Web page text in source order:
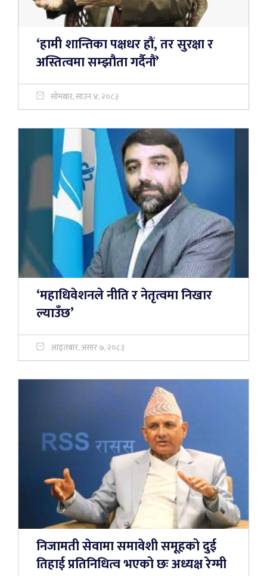
‘हामी शान्तिका पक्षधर हौं, तर सुरक्षा र
अस्तित्वमा सम्झौता गर्दैनौं’
सोमबार, साउन ४, २०८३
‘महाधिवेशनले नीति र नेतृत्वमा निखार
ल्याउँछ’
आइतबार, असार ७, २०८३
निजामती सेवामा समावेशी समूहको दुई
तिहाई प्रतिनिधित्व भएको छः अध्यक्ष रेग्मी